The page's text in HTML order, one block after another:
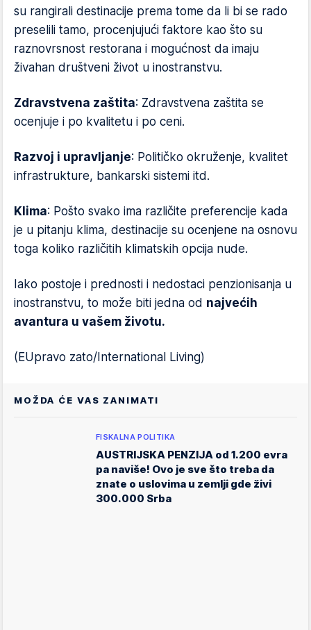
su rangirali destinacije prema tome da li bi se rado
preselili tamo, procenjujući faktore kao što su
raznovrsnost restorana i mogućnost da imaju
živahan društveni život u inostranstvu.
Zdravstvena zaštita: Zdravstvena zaštita se
ocenjuje i po kvalitetu i po ceni.
Razvoj i upravljanje: Političko okruženje, kvalitet
infrastrukture, bankarski sistemi itd.
Klima: Pošto svako ima različite preferencije kada
je u pitanju klima, destinacije su ocenjene na osnovu
toga koliko različitih klimatskih opcija nude.
Iako postoje i prednosti i nedostaci penzionisanja u
inostranstvu, to može biti jedna od najvećih
avantura u vašem životu.
(EUpravo zato/International Living)
MOŽDA ĆE VAS ZANIMATI
FISKALNA POLITIKA
AUSTRIJSKA PENZIJA od 1.200 evra
pa naviše! Ovo je sve što treba da
znate o uslovima u zemlji gde živi
300.000 Srba